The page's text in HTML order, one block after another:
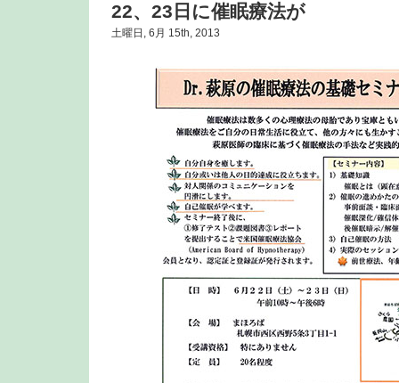
22、23日に催眠療法が
土曜日, 6月 15th, 2013